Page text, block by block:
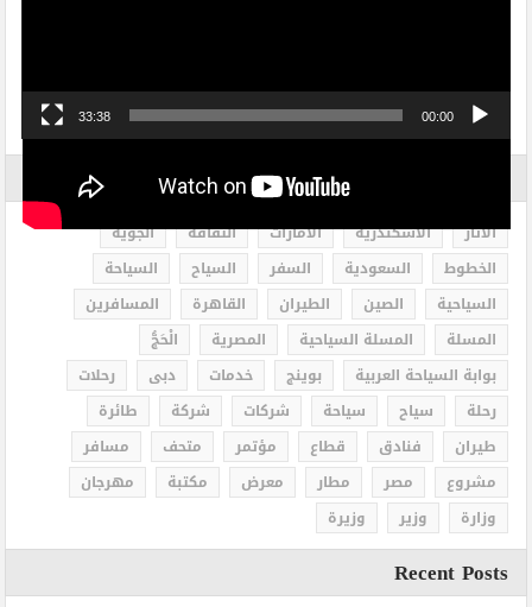
00:00
33:38
الاثار الاسكندرية الامارات الثقافة
الجوية
الخطوط
السعودية السفر السياح
السياحة
السياحية
الصين الطيران القاهرة
المسافرين
المسلة
المسلة السياحية المصرية
الْحَجُّ
بوابة السياحة العربية
بوينج خدمات دبى
رحلات
رحلة
سياح سياحة شركات شركة
طائرة
طيران
فنادق قطاع مؤتمر متحف
مسافر
مشروع
مصر مطار معرض مكتبة
مهرجان
وزارة
وزير وزيرة
Recent Posts